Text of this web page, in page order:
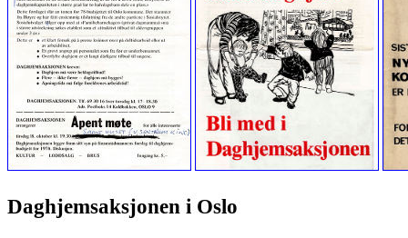
Daghjemsaksjonen i Oslo